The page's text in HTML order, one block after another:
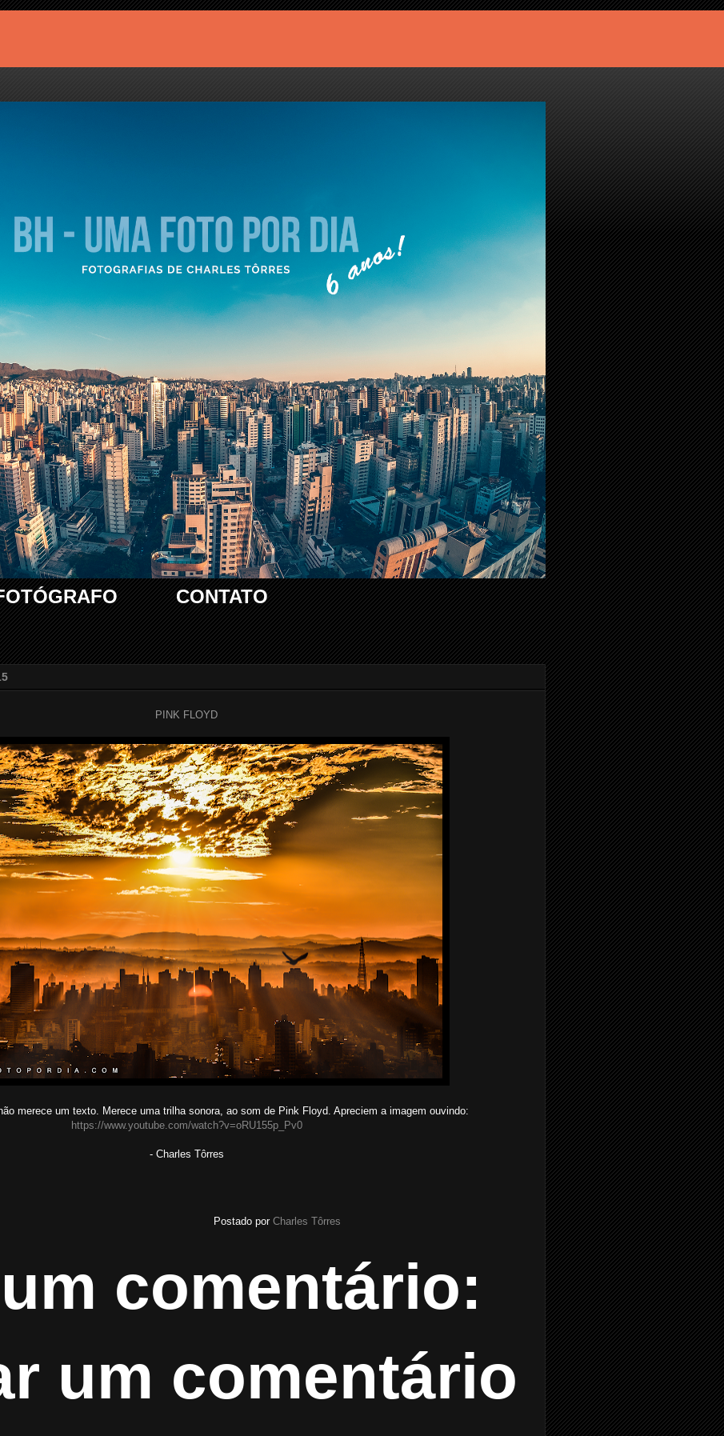
CONTATO
PINK FLOYD
merece um texto. Merece uma trilha sonora, ao som de Pink Floyd. Apreciem a imagem ouvindo:
https://www.youtube.com/watch?v=oRU155p_Pv0
- Charles Tôrres
Postado por Charles Tôrres
comentário:
um comentário